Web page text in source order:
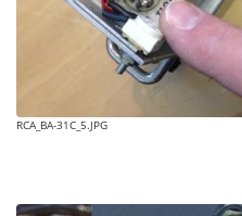
RCA_BA-31C_5.JPG